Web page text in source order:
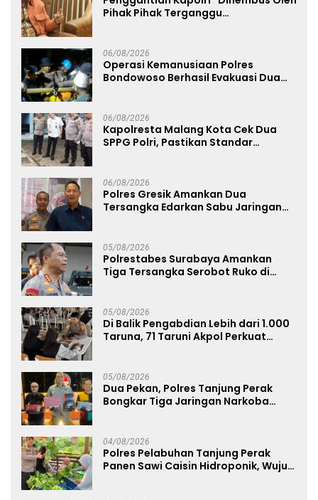
Pihak Pihak Terganggu
06/08/2026
Operasi Kemanusiaan Polres
Bondowoso Berhasil Evakuasi Dua
06/08/2026
Kapolresta Malang Kota Cek Dua
SPPG Polri, Pastikan Standar
06/08/2026
Polres Gresik Amankan Dua
Tersangka Edarkan Sabu Jaringan
05/08/2026
Polrestabes Surabaya Amankan
Tiga Tersangka Serobot Ruko di
05/08/2026
Di Balik Pengabdian Lebih dari 1.000
Taruna, 71 Taruni Akpol Perkuat
05/08/2026
Dua Pekan, Polres Tanjung Perak
Bongkar Tiga Jaringan Narkoba
04/08/2026
Polres Pelabuhan Tanjung Perak
Panen Sawi Caisin Hidroponik, Wujud